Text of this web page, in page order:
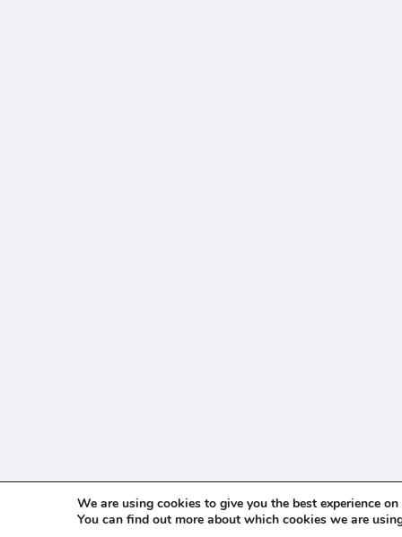
We are using cookies to give you the best experience
You can find out more about which cookies we are